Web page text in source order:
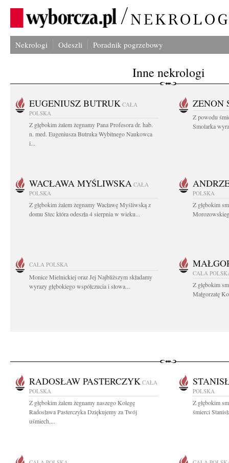
Nekrologi Odeszli Poradnik pogrzebowy
Inne nekrologi
EUGENIUSZ BUTRUK CAŁA
POLSKA
Z głębokim żalem żegnamy Pana Profesora dr. hab.
n. med. Eugeniusza Butruka Wybitnego Naukowca
i...
ZENON
Z powodu
Smolarka
WACŁAWA MYŚLIWSKA CAŁA
POLSKA
Z głębokim żalem żegnamy Wacławę Myśliwską z
domu Stec która odeszła 4 sierpnia w wieku...
POLSKA
Z głębokim
CAŁA POLSKA
Monice Mielnickiej oraz Jej Najbliższym składamy
wyrazy głębokiego współczucia i słowa...
CAŁA
Z głębokim
Małgorzatę
RADOSŁAW PASTERCZYK CAŁA
POLSKA
Z głębokim żalem żegnamy naszego Kolegę
Radosława Pasterczyka Dziękujemy za Twój
uśmiech,...
POLSKA
Z głębokim
śmierci